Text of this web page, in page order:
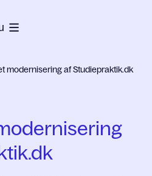
modernisering af Studiepraktik.dk